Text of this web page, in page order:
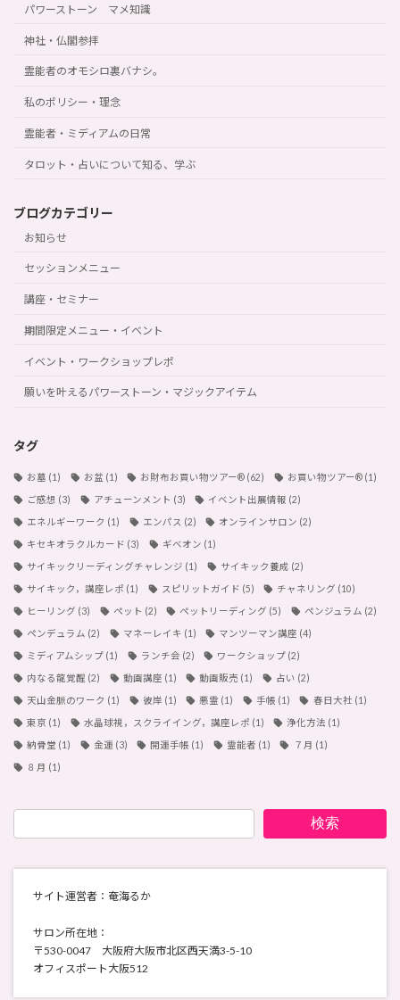
パワーストーン マメ知識
神社・仏閣参拝
霊能者のオモシロ裏バナシ。
私のポリシー・理念
霊能者・ミディアムの日常
タロット・占いについて知る、学ぶ
ブログカテゴリー
お知らせ
セッションメニュー
講座・セミナー
期間限定メニュー・イベント
イベント・ワークショップレポ
願いを叶えるパワーストーン・マジックアイテム
タグ
お墓 (1) お盆 (1) お財布お買い物ツアー®︎ (62) お買い物ツアー®︎(1)
ご感想 (3) アチューンメント (3) イベント出展情報 (2)
エネルギーワーク (1) エンパス (2) オンラインサロン (2)
キセキオラクルカード (3) ギベオン (1)
サイキックリーディングチャレンジ (1) サイキック養成 (2)
サイキック，講座レポ (1) スピリットガイド (5) チャネリング (10)
ヒーリング (3) ペット (2) ペットリーディング (5) ペンジュラム (2)
ペンデュラム (2) マネーレイキ (1) マンツーマン講座 (4)
ミディアムシップ (1) ランチ会 (2) ワークショップ (2)
内なる龍覚醒 (2) 動画講座 (1) 動画販売 (1) 占い (2)
天山金脈のワーク (1) 彼岸 (1) 悪霊 (1) 手帳 (1) 春日大社(1)
東京 (1) 水晶球視，スクライイング，講座レポ (1) 浄化方法 (1)
納骨堂 (1) 金運 (3) 開運手帳 (1) 霊能者 (1) ７月 (1)
８月 (1)
検索
サイト運営者：奄海るか
サロン所在地：
〒530-0047 大阪府大阪市北区西天満3-5-10
オフィスポート大阪512